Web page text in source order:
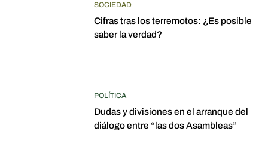
SOCIEDAD
Cifras tras los terremotos: ¿Es posible
saber la verdad?
POLÍTICA
Dudas y divisiones en el arranque del
diálogo entre “las dos Asambleas”